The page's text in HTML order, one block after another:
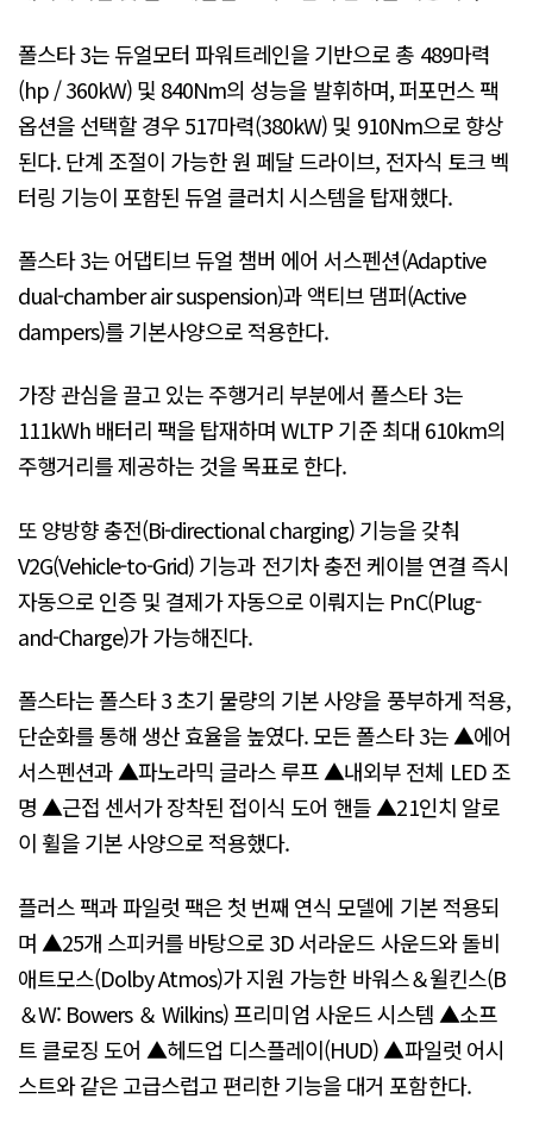
폴스타 3는 듀얼모터 파워트레인을 기반으로 총 489마력
(hp / 360kW) 및 840Nm의 성능을 발휘하며, 퍼포먼스 팩
옵션을 선택할 경우 517마력(380kW) 및 910Nm으로 향상
된다. 단계 조절이 가능한 원 페달 드라이브, 전자식 토크 벡
터링 기능이 포함된 듀얼 클러치 시스템을 탑재했다.
폴스타 3는 어댑티브 듀얼 챔버 에어 서스펜션(Adaptive
dual-chamber air suspension)과 액티브 댐퍼(Active
dampers)를 기본사양으로 적용한다.
가장 관심을 끌고 있는 주행거리 부분에서 폴스타 3는
111kWh 배터리 팩을 탑재하며 WLTP 기준 최대 610km의
주행거리를 제공하는 것을 목표로 한다.
또 양방향 충전(Bi-directional charging) 기능을 갖춰
V2G(Vehicle-to-Grid) 기능과 전기차 충전 케이블 연결 즉시
자동으로 인증 및 결제가 자동으로 이뤄지는 PnC(Plug-
and-Charge)가 가능해진다.
폴스타는 폴스타 3 초기 물량의 기본 사양을 풍부하게 적용,
단순화를 통해 생산 효율을 높였다. 모든 폴스타 3는 ▲에어
서스펜션과 ▲파노라믹 글라스 루프 ▲내외부 전체 LED 조
명 ▲근접 센서가 장착된 접이식 도어 핸들 ▲21인치 알로
이 휠을 기본 사양으로 적용했다.
플러스 팩과 파일럿 팩은 첫 번째 연식 모델에 기본 적용되
며 ▲25개 스피커를 바탕으로 3D 서라운드 사운드와 돌비
애트모스(Dolby Atmos)가 지원 가능한 바워스＆윌킨스(B
＆W: Bowers ＆ Wilkins) 프리미엄 사운드 시스템 ▲소프
트 클로징 도어 ▲헤드업 디스플레이(HUD) ▲파일럿 어시
스트와 같은 고급스럽고 편리한 기능을 대거 포함한다.